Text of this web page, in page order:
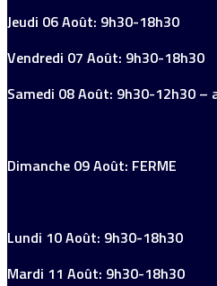
Jeudi 06 Août: 9h30-18h30
Vendredi 07 Août: 9h30-18h30
Samedi 08 Août: 9h30-12h30 –
Dimanche 09 Août: FERME
Lundi 10 Août: 9h30-18h30
Mardi 11 Août: 9h30-18h30